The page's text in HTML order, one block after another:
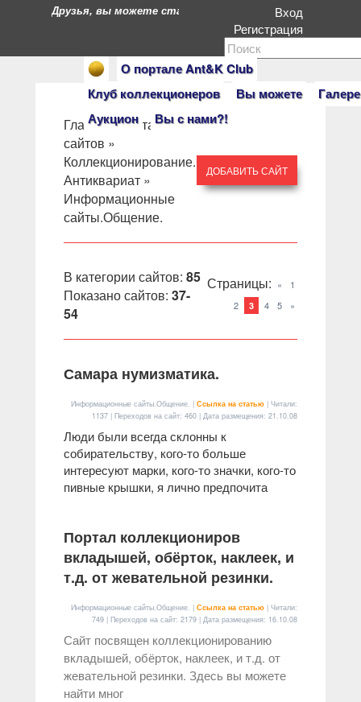
О портале Ant&K Club
Клуб коллекционеров
Вы можете
Аукцион
Вы с нами?!
Друзья, вы можете стать героями нашего портала.
Вход
Регистрация
Главная»Каталог
сайтов »
Коллекционирование.
Антиквариат »
Информационные
сайты.Общение.
ДОБАВИТЬ САЙТ
В категории сайтов: 85
Показано сайтов: 37-
54
Страницы: «
1
2
3 4 5 »
Самара нумизматика.
Информационные сайты.Общение. | Ссылка на статью | Читали:
1137 | Переходов на сайт: 460 | Дата размещения: 21.10.08
Люди были всегда склонны к
собирательству, кого-то больше
интересуют марки, кого-то значки, кого-то
пивные крышки, я лично предпочита
Портал коллекциониров
вкладышей, обёрток, наклеек, и
т.д. от жевательной резинки.
Информационные сайты.Общение. | Ссылка на статью | Читали:
749 | Переходов на сайт: 2179 | Дата размещения: 16.10.08
Сайт посвящен коллекционированию
вкладышей, обёрток, наклеек, и т.д. от
жевательной резинки. Здесь вы можете
найти мног